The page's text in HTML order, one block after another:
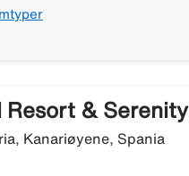
Resort & Serenity
Kanariøyene, Spania